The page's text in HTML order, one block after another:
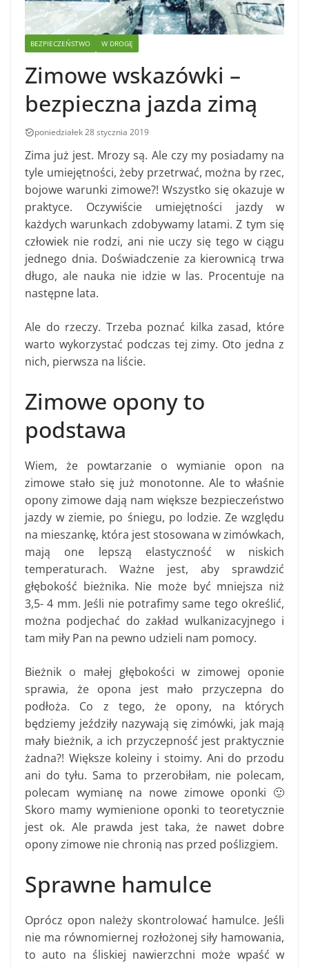
BEZPIECZEŃSTWO W DROGĘ
Zimowe wskazówki –
bezpieczna jazda zimą
poniedziałek 28 stycznia 2019
Zima już jest. Mrozy są. Ale czy my posiadamy na
tyle umiejętności, żeby przetrwać, można by rzec,
bojowe warunki zimowe?! Wszystko się okazuje w
praktyce. Oczywiście umiejętności jazdy w
każdych warunkach zdobywamy latami. Z tym się
człowiek nie rodzi, ani nie uczy się tego w ciągu
jednego dnia. Doświadczenie za kierownicą trwa
długo, ale nauka nie idzie w las. Procentuje na
następne lata.
Ale do rzeczy. Trzeba poznać kilka zasad, które
warto wykorzystać podczas tej zimy. Oto jedna z
nich, pierwsza na liście.
Zimowe opony to
podstawa
Wiem, że powtarzanie o wymianie opon na
zimowe stało się już monotonne. Ale to właśnie
opony zimowe dają nam większe bezpieczeństwo
jazdy w ziemie, po śniegu, po lodzie. Ze względu
na mieszankę, która jest stosowana w zimówkach,
mają one lepszą elastyczność w niskich
temperaturach. Ważne jest, aby sprawdzić
głębokość bieżnika. Nie może być mniejsza niż
3,5- 4 mm. Jeśli nie potrafimy same tego określić,
można podjechać do zakład wulkanizacyjnego i
tam miły Pan na pewno udzieli nam pomocy.
Bieżnik o małej głębokości w zimowej oponie
sprawia, że opona jest mało przyczepna do
podłoża. Co z tego, że opony, na których
będziemy jeździły nazywają się zimówki, jak mają
mały bieżnik, a ich przyczepność jest praktycznie
żadna?! Większe koleiny i stoimy. Ani do przodu
ani do tyłu. Sama to przerobiłam, nie polecam,
polecam wymianę na nowe zimowe oponki 🙂
Skoro mamy wymienione oponki to teoretycznie
jest ok. Ale prawda jest taka, że nawet dobre
opony zimowe nie chronią nas przed poślizgiem.
Sprawne hamulce
Oprócz opon należy skontrolować hamulce. Jeśli
nie ma równomiernej rozłożonej siły hamowania,
to auto na śliskiej nawierzchni może wpaść w